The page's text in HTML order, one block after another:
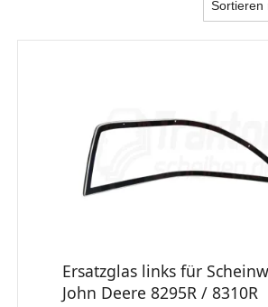
Ersatzglas links für
John Deere 8295R / 8310R